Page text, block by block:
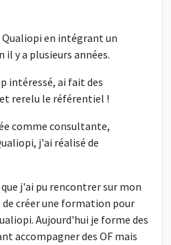
Qualiopi en intégrant un
y a plusieurs années.
intéressé, ai fait des
rerelu le référentiel !
comme consultante,
j'ai réalisé de
j'ai pu rencontrer sur mon
de créer une formation pour
Aujourd'hui je forme des
accompagner des OF mais